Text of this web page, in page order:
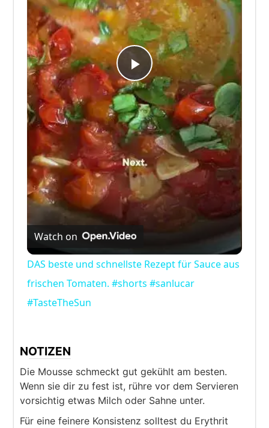
Play
Video
Watch on
DAS beste und schnellste Rezept für Sauce aus
frischen Tomaten. #shorts #sanlucar
#TasteTheSun
NOTIZEN
Die Mousse schmeckt gut gekühlt am besten.
Wenn sie dir zu fest ist, rühre vor dem Servieren
vorsichtig etwas Milch oder Sahne unter.
Für eine feinere Konsistenz solltest du Erythrit